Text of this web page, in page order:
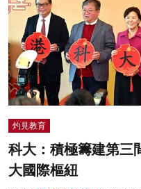
灼見教育
科大：積極籌建第三
大國際樞紐